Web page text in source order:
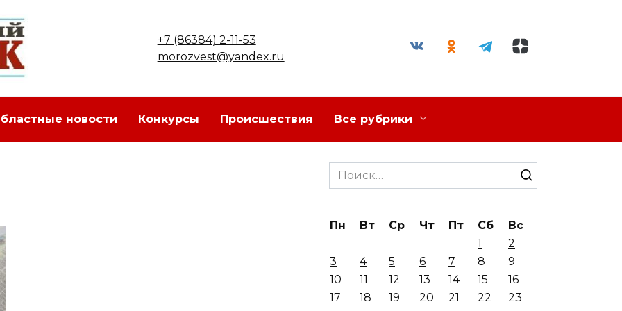
+7 (86384) 2-11-53
morozvest@yandex.ru
новости Конкурсы Происшествия Все рубрики
Search
for:
Пн Вт Ср Чт Пт Сб
Вс
1
2
3
4 5 6 7 8
9
10
11 12 13 14 15
16
17
18 19 20 21 22
23